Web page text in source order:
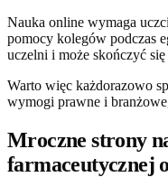
Nauka online wymaga
pomocy kolegów podczas
uczelni i może skończyć
Warto więc każdorazowo
wymogi prawne i
Mroczne strony
farmaceutycznej